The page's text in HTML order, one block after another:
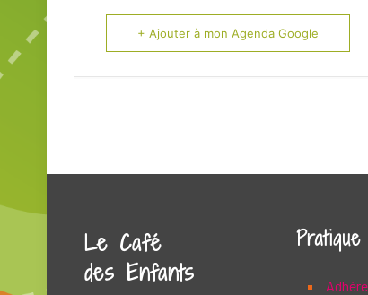
+ Ajouter à mon Agenda Google
Le Café
des Enfants
Pratique